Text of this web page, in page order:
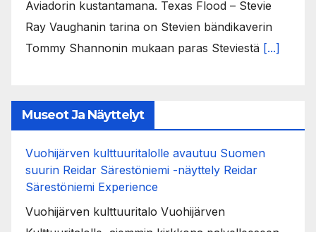
Aviadorin kustantamana. Texas Flood – Stevie
Ray Vaughanin tarina on Stevien bändikaverin
Tommy Shannonin mukaan paras Steviestä [...]
Museot Ja Näyttelyt
Vuohijärven kulttuuritalolle avautuu Suomen
suurin Reidar Särestöniemi -näyttely Reidar
Särestöniemi Experience
Vuohijärven kulttuuritalo Vuohijärven